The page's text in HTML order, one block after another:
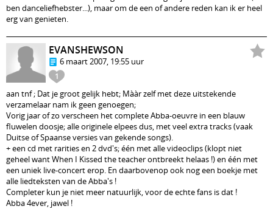
ben danceliefhebster...), maar om de een of andere reden kan ik er heel
erg van genieten.
1
EVANSHEWSON
6 maart 2007, 19:55 uur
aan tnf ; Dat je groot gelijk hebt; Mààr zelf met deze uitstekende
verzamelaar nam ik geen genoegen;
Vorig jaar of zo verscheen het complete Abba-oeuvre in een blauw
fluwelen doosje; alle originele elpees dus, met veel extra tracks (vaak
Duitse of Spaanse versies van gekende songs).
+ een cd met rarities en 2 dvd's; één met alle videoclips (klopt niet
geheel want When I Kissed the teacher ontbreekt helaas !) en één met
een uniek live-concert erop. En daarbovenop ook nog een boekje met
alle liedteksten van de Abba's !
Completer kun je niet meer natuurlijk, voor de echte fans is dat !
Abba 4ever, jawel !